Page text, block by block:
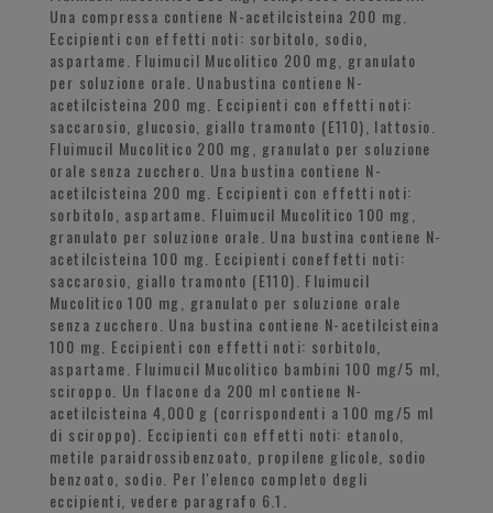
Una compressa contiene N-acetilcisteina 200 mg.
Eccipienti con effetti noti: sorbitolo, sodio,
aspartame. Fluimucil Mucolitico 200 mg, granulato
per soluzione orale. Unabustina contiene N-
acetilcisteina 200 mg. Eccipienti con effetti noti:
saccarosio, glucosio, giallo tramonto (E110), lattosio.
Fluimucil Mucolitico 200 mg, granulato per soluzione
orale senza zucchero. Una bustina contiene N-
acetilcisteina 200 mg. Eccipienti con effetti noti:
sorbitolo, aspartame. Fluimucil Mucolitico 100 mg,
granulato per soluzione orale. Una bustina contiene N-
acetilcisteina 100 mg. Eccipienti coneffetti noti:
saccarosio, giallo tramonto (E110). Fluimucil
Mucolitico 100 mg, granulato per soluzione orale
senza zucchero. Una bustina contiene N-acetilcisteina
100 mg. Eccipienti con effetti noti: sorbitolo,
aspartame. Fluimucil Mucolitico bambini 100 mg/5 ml,
sciroppo. Un flacone da 200 ml contiene N-
acetilcisteina 4,000 g (corrispondenti a 100 mg/5 ml
di sciroppo). Eccipienti con effetti noti: etanolo,
metile paraidrossibenzoato, propilene glicole, sodio
benzoato, sodio. Per l'elenco completo degli
eccipienti, vedere paragrafo 6.1.